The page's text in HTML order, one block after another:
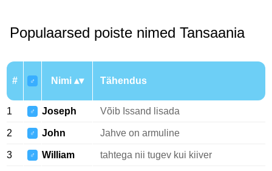
Populaarsed poiste nimed Tansaania
# ♂ Nimi Tähendus
1 ♂ Joseph Võib Issand lisada
2 ♂ John Jahve on armuline
3 ♂ William tahtega nii tugev kui kiiver